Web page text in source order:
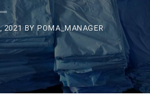
2021 BY POMA_MANAGER